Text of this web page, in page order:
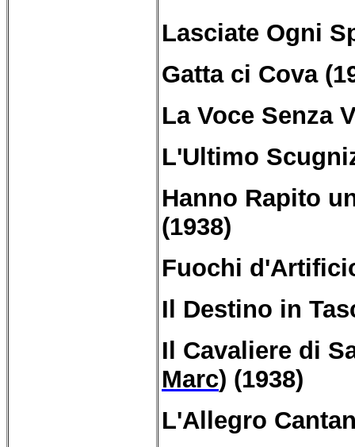
Lasciate Ogni
Gatta ci Cova
La Voce Senza
L'Ultimo
Hanno Rapito
(1938)
Fuochi
Il Destino in
Il Cavaliere di
Marc) (1938)
L'Allegro